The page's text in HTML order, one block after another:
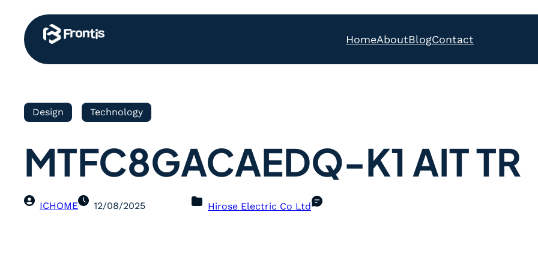
HomeAboutBlogContact
Design Technology
MTFC8GACAEDQ-K1 AIT TR
ICHOME 12/08/2025 Hirose Electric Co Ltd